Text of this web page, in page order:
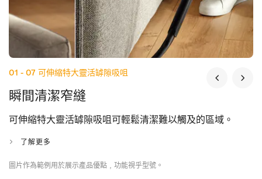
01 - 07 可伸縮特大靈活罅隙吸咀
瞬間清潔窄縫
可伸縮特大靈活罅隙吸咀可輕鬆清潔難以觸及的區域。
了解更多
圖片作為範例用於展示產品優點﹐功能視乎型號。